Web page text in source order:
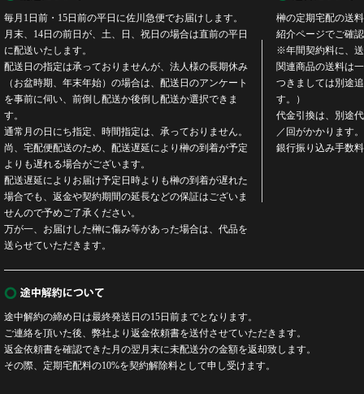
毎月1日前・15日前の平日に佐川急便でお届けします。
月末、14日の前日が、土、日、祝日の場合は直前の平日
に配送いたします。
配送日の指定は承っておりませんが、法人様の長期休み
（お盆時期、年末年始）の場合は、配送日のアンケート
を事前に伺い、前倒し配送か後倒し配送か選択できま
す。
通常月の日にち指定、時間指定は、承っておりません。
尚、宅配便配送のため、配送遅延により榊の到着が予定
よりも遅れる場合がございます。
配送遅延によりお届け予定日時よりも榊の到着が遅れた
場合でも、返金や契約期間の延長などの保証はございま
せんので予めご了承ください。
万が一、お届けした榊に傷み等があった場合は、代品を
送らせていただきます。
榊の定期宅配の送
紹介ページでご確
※年間契約料に、
関連商品の送料は
つきましては別途
す。）
代金引換は、別途
／回がかかります。
銀行振り込み手数
途中解約の締め日は最終発送日の15日前までとなります。
ご連絡を頂いた後、弊社より返金依頼書を送付させていただきます。
返金依頼書を確認できた月の翌月末に未配送分の金額を返却致します。
その際、定期宅配料の10%を契約解除料として申し受けます。